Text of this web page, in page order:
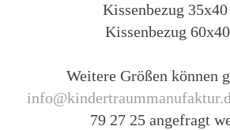
Kissenbezug
Kissenbezug
Weitere Größen können
79 27 25 angefragt